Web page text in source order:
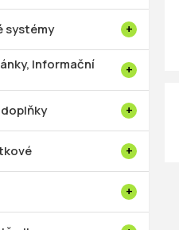
systémy
Informační